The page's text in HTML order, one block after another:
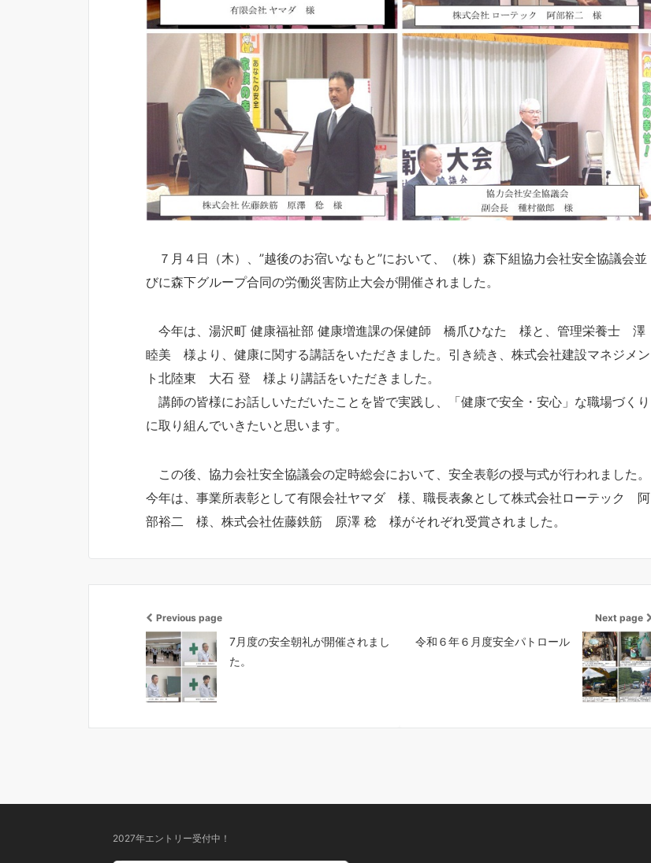
７月４日（木）、”越後のお宿いなもと”において、（株）森下組協力会社安全協議会並
びに森下グループ合同の労働災害防止大会が開催されました。
今年は、湯沢町 健康福祉部 健康増進課の保健師 橋爪ひなた 様と、管理栄養士 澤
睦美 様より、健康に関する講話をいただきました。引き続き、株式会社建設マネジメン
ト北陸東 大石 登 様より講話をいただきました。
講師の皆様にお話しいただいたことを皆で実践し、「健康で安全・安心」な職場づくり
に取り組んでいきたいと思います。
この後、協力会社安全協議会の定時総会において、安全表彰の授与式が行われました。
今年は、事業所表彰として有限会社ヤマダ 様、職長表象として株式会社ローテック 阿
部裕二 様、株式会社佐藤鉄筋 原澤 稔 様がそれぞれ受賞されました。
Previous page
7月度の安全朝礼が開催されまし
た。
Next page
令和６年６月度安全パトロール
2027年エントリー受付中！